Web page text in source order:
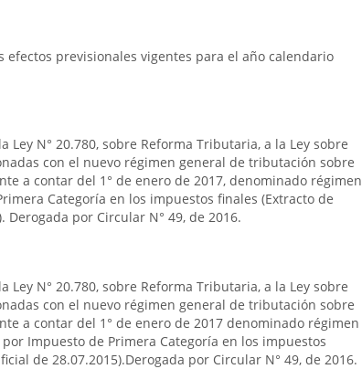
previsionales vigentes para el año calendario
N° 20.780, sobre Reforma Tributaria, a la Ley sobre
con el nuevo régimen general de tributación sobre
a contar del 1° de enero de 2017, denominado régimen
Categoría en los impuestos finales (Extracto de
por Circular N° 49, de 2016.
N° 20.780, sobre Reforma Tributaria, a la Ley sobre
con el nuevo régimen general de tributación sobre
a contar del 1° de enero de 2017 denominado régimen
Impuesto de Primera Categoría en los impuestos
de 28.07.2015).Derogada por Circular N° 49, de 2016.